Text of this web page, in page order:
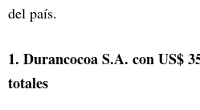
del país.
1. Durancocoa S.A. con US$
totales